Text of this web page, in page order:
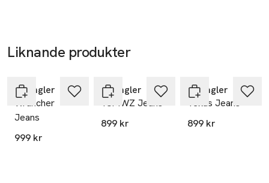
Liknande produkter
Wrangler
Wrancher
Jeans
999 kr
Wrangler
13MWZ Jeans
899 kr
Wrangler
Texas Jeans
899 kr